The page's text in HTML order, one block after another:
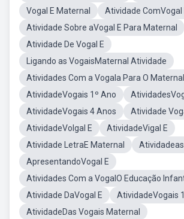
Vogal E Maternal
Atividade ComVogal
Atividade Sobre aVogal E Para Maternal
Atividade De Vogal E
Ligando as VogaisMaternal Atividade
Atividades Com a Vogala Para O Maternal
AtividadeVogais 1º Ano
AtividadeVogais 4 Anos
Atividade
AtividadeVolgal E
AtividadeVigal E
Atividade LetraE Maternal
ApresentandoVogal E
Atividades Com a VogalO Educação
Atividade DaVogal E
AtividadeVogais
AtividadeDas Vogais Maternal